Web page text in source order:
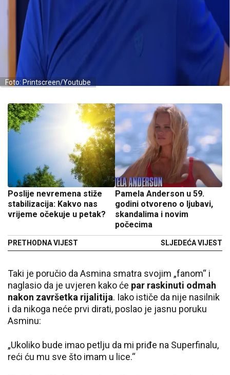
Foto: Printscreen/Youtube
Poslije nevremena stiže
stabilizacija: Kakvo nas
vrijeme očekuje u petak?
PRETHODNA VIJEST
Pamela Anderson u 59.
godini otvoreno o ljubavi,
skandalima i novim
počecima
SLJEDEĆA VIJEST
Taki je poručio da Asmina smatra svojim „fanom“ i
naglasio da je uvjeren kako će par raskinuti odmah
nakon završetka rijalitija. Iako ističe da nije nasilnik
i da nikoga neće prvi dirati, poslao je jasnu poruku
Asminu:
„Ukoliko bude imao petlju da mi priđe na Superfinalu,
reći ću mu sve što imam u lice.“